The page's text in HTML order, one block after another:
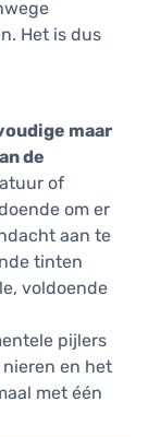
Het is dus
maar
de
of
om er
aan te
tinten
voldoende
pijlers
en het
met één